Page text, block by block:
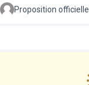
Proposition officielle